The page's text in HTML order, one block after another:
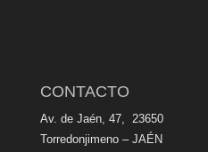
CONTACTO
Av. de Jaén, 47, 23650
Torredonjimeno – JAÉN